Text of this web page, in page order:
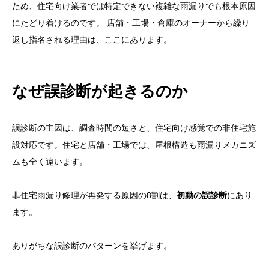
ため、住宅向け業者では特定できない複雑な雨漏りでも根本原因
にたどり着けるのです。 店舗・工場・倉庫のオーナーから繰り
返し指名される理由は、ここにあります。
なぜ誤診断が起きるのか
誤診断の主因は、調査時間の短さと、住宅向け感覚での非住宅施
設対応です。住宅と店舗・工場では、屋根構造も雨漏りメカニズ
ムも全く違います。
非住宅雨漏り修理が再発する原因の8割は、 初動の誤診断にあり
ます。
ありがちな誤診断のパターンを挙げます。